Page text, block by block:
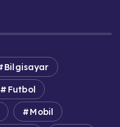
Bilgisayar
Futbol
Mobil